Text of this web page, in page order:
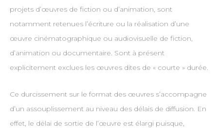
projets d’œuvres de fiction ou d’animation, sont
notamment retenues l’écriture ou la réalisation d’une
œuvre cinématographique ou audiovisuelle de fiction,
d’animation ou documentaire. Sont à présent
explicitement exclues les œuvres dites de « courte » durée.
Ce durcissement sur le format des œuvres s’accompagne
d’un assouplissement au niveau des délais de diffusion. En
effet, le délai de sortie de l’œuvre est élargi puisque,